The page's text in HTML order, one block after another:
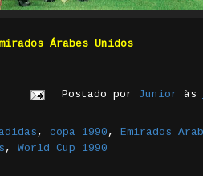
Árabes Unidos
Postado por Junior às
adidas , copa 1990 , Emirados
, World Cup 1990